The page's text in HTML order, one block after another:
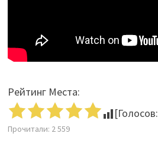
Рейтинг Места:
[Голосов:
Прочитали: 2 559